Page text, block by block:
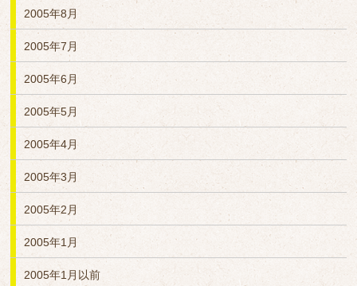
2005年8月
2005年7月
2005年6月
2005年5月
2005年4月
2005年3月
2005年2月
2005年1月
2005年1月以前